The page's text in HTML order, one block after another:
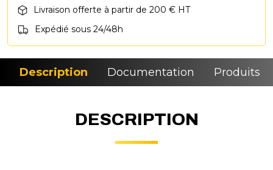
Livraison offerte à partir de 200 € HT
Expédié sous 24/48h
Description Documentation Produits
DESCRIPTION